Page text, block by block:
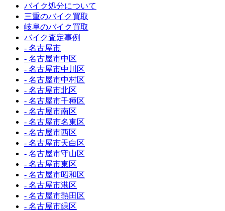
バイク処分について
三重のバイク買取
岐阜のバイク買取
バイク査定事例
- 名古屋市
- 名古屋市中区
- 名古屋市中川区
- 名古屋市中村区
- 名古屋市北区
- 名古屋市千種区
- 名古屋市南区
- 名古屋市名東区
- 名古屋市西区
- 名古屋市天白区
- 名古屋市守山区
- 名古屋市東区
- 名古屋市昭和区
- 名古屋市港区
- 名古屋市熱田区
- 名古屋市緑区